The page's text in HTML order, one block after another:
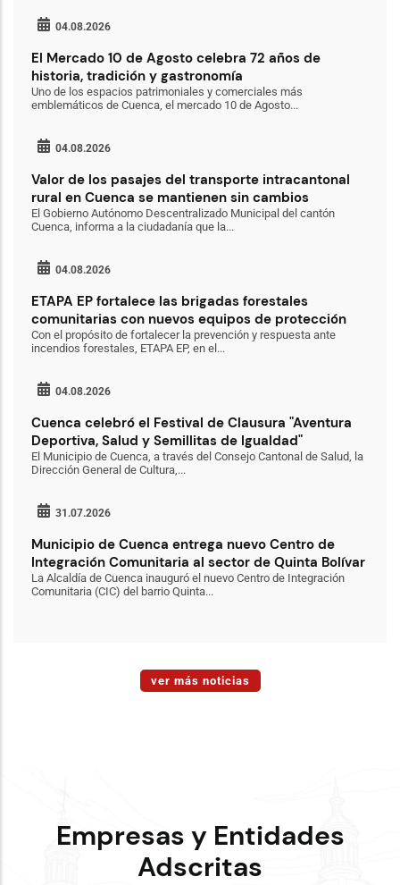
04.08.2026
El Mercado 10 de Agosto celebra 72 años de
historia, tradición y gastronomía
Uno de los espacios patrimoniales y comerciales más
emblemáticos de Cuenca, el mercado 10 de Agosto...
04.08.2026
Valor de los pasajes del transporte intracantonal
rural en Cuenca se mantienen sin cambios
El Gobierno Autónomo Descentralizado Municipal del cantón
Cuenca, informa a la ciudadanía que la...
04.08.2026
ETAPA EP fortalece las brigadas forestales
comunitarias con nuevos equipos de protección
Con el propósito de fortalecer la prevención y respuesta ante
incendios forestales, ETAPA EP, en el...
04.08.2026
Cuenca celebró el Festival de Clausura "Aventura
Deportiva, Salud y Semillitas de Igualdad"
El Municipio de Cuenca, a través del Consejo Cantonal de Salud, la
Dirección General de Cultura,...
31.07.2026
Municipio de Cuenca entrega nuevo Centro de
Integración Comunitaria al sector de Quinta Bolívar
La Alcaldía de Cuenca inauguró el nuevo Centro de Integración
Comunitaria (CIC) del barrio Quinta...
ver más noticias
Empresas y Entidades
Adscritas